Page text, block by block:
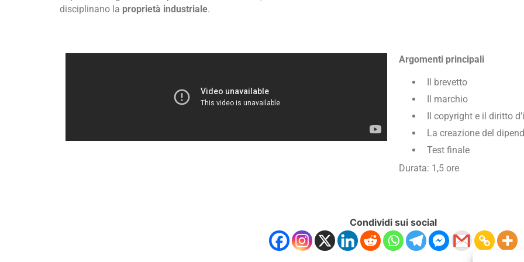
disciplinano la proprietà industriale.
Argomenti principali
Il brevetto
Il marchio
Il copyright e il diritto
La creazione del
Test finale
Durata: 1,5 ore
Condividi sui social